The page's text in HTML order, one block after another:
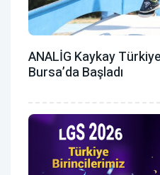
ANALİG Kaykay
Bursa’da Başladı